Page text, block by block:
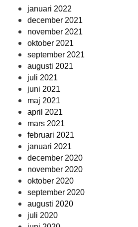
januari 2022
december 2021
november 2021
oktober 2021
september 2021
augusti 2021
juli 2021
juni 2021
maj 2021
april 2021
mars 2021
februari 2021
januari 2021
december 2020
november 2020
oktober 2020
september 2020
augusti 2020
juli 2020